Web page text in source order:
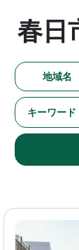
春日
地域名
キーワード